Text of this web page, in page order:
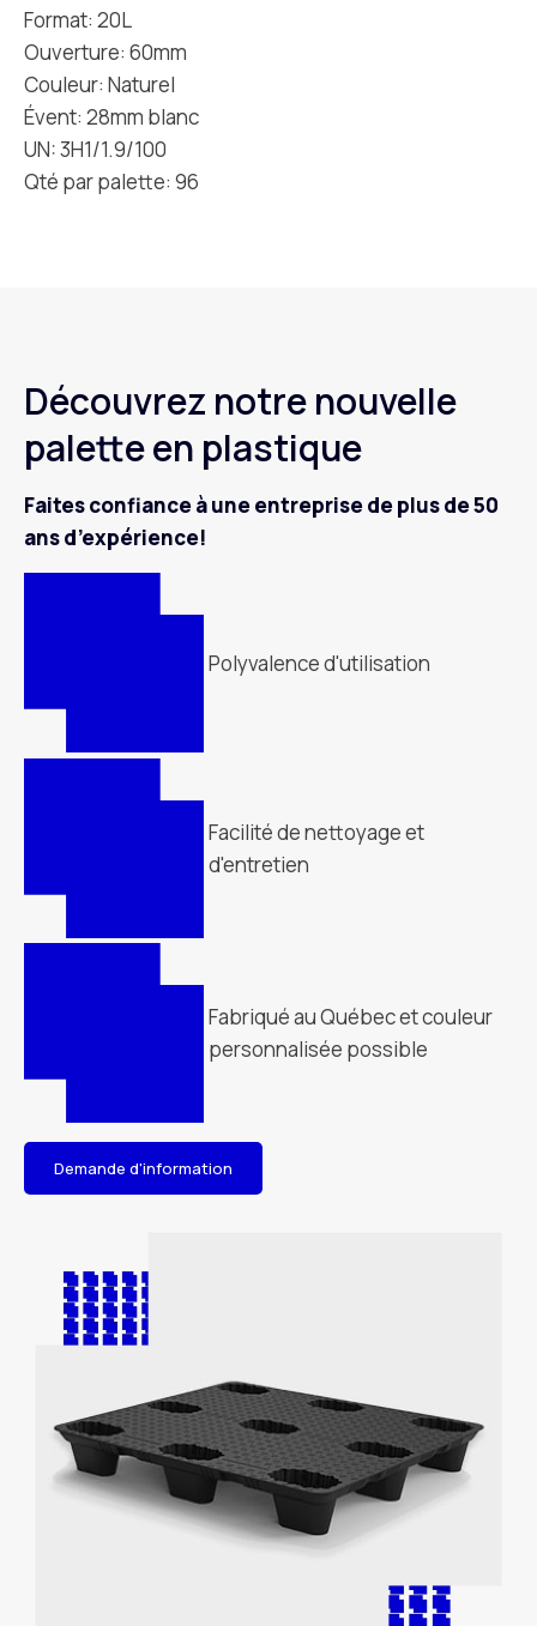
Format: 20L
Ouverture: 60mm
Couleur: Naturel
Évent: 28mm blanc
UN: 3H1/1.9/100
Qté par palette: 96
Découvrez notre nouvelle
palette en plastique
Faites confiance à une entreprise de plus de 50
ans d’expérience!
Polyvalence d'utilisation
Facilité de nettoyage et
d'entretien
Fabriqué au Québec et couleur
personnalisée possible
Demande d'information